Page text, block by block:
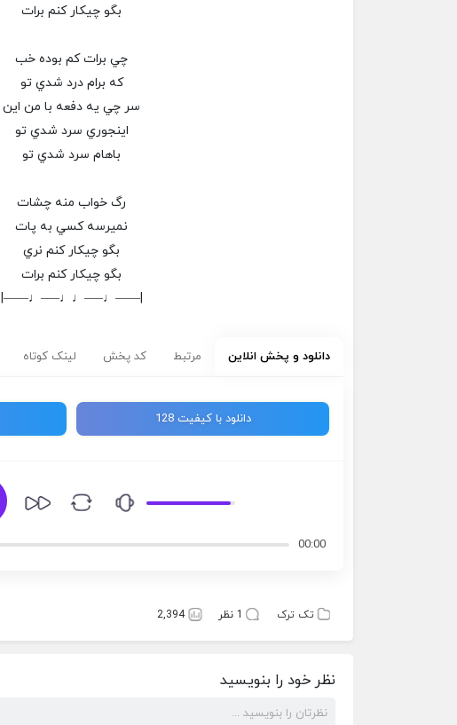
بگو چيكار كنم برات
چي برات كم بوده خب
كه برام درد شدي تو
سر چي يه دفعه با من اين
اينجوري سرد شدي تو
باهام سرد شدي تو
رگ خواب منه چشات
نميرسه كسي به پات
بگو چيكار كنم نري
بگو چيكار كنم برات
|——♩—–♩♩—–♩——|
دانلود و پخش انلاین مرتبط کد پخش لینک کوتاه
دانلود با کیفیت 128
00:00
تک ترک 1 نظر 2,394
نظر خود را بنویسید